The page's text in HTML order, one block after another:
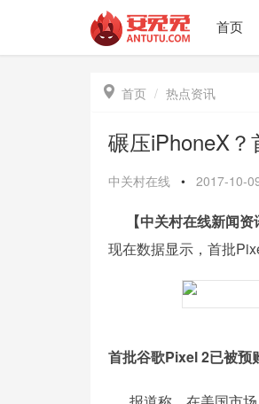
首页
 首页 热点资讯
碾压iPhoneX
中关村在线 • 2017-10-
【中关村在线新闻资
现在数据显示，首批
首批谷歌Pixel 2已被预